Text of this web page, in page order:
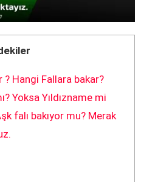
Hangi Fallara bakar?
Yoksa Yıldızname mi
falı bakıyor mu? Merak